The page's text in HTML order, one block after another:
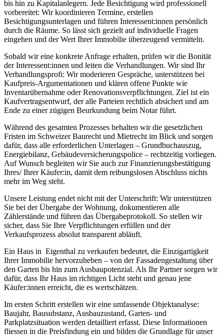
bis hin zu Kapitalanlegern. Jede Besichtigung wird professionell
vorbereitet: Wir koordinieren Termine, erstellen
Besichtigungsunterlagen und führen Interessent:innen persönlich
durch die Räume. So lässt sich gezielt auf individuelle Fragen
eingehen und der Wert Ihrer Immobilie überzeugend vermitteln.
Sobald wir eine konkrete Anfrage erhalten, prüfen wir die Bonität
der Interessent:innen und leiten die Verhandlungen. Wir sind Ihr
Verhandlungsprofi: Wir moderieren Gespräche, unterstützen bei
Kaufpreis-Argumentationen und klären offene Punkte wie
Inventarübernahme oder Renovationsverpflichtungen. Ziel ist ein
Kaufvertragsentwurf, der alle Parteien rechtlich absichert und am
Ende zu einer zügigen Beurkundung beim Notar führt.
Während des gesamten Prozesses behalten wir die gesetzlichen
Fristen im Schweizer Baurecht und Mietrecht im Blick und sorgen
dafür, dass alle erforderlichen Unterlagen – Grundbuchauszug,
Energiebilanz, Gebäudeversicherungspolice – rechtzeitig vorliegen.
Auf Wunsch begleiten wir Sie auch zur Finanzierungsbestätigung
Ihres/ Ihrer Käufer:in, damit dem reibungslosen Abschluss nichts
mehr im Weg steht.
Unsere Leistung endet nicht mit der Unterschrift: Wir unterstützen
Sie bei der Übergabe der Wohnung, dokumentieren alle
Zählerstände und führen das Übergabeprotokoll. So stellen wir
sicher, dass Sie Ihre Verpflichtungen erfüllen und der
Verkaufsprozess absolut transparent abläuft.
Ein Haus in Eigenthal zu verkaufen bedeutet, die Einzigartigkeit
Ihrer Immobilie hervorzuheben – von der Fassadengestaltung über
den Garten bis hin zum Ausbaupotenzial. Als Ihr Partner sorgen wir
dafür, dass Ihr Haus im richtigen Licht steht und genau jene
Käufer:innen erreicht, die es wertschätzen.
Im ersten Schritt erstellen wir eine umfassende Objektanalyse:
Baujahr, Bausubstanz, Ausbauzustand, Garten- und
Parkplatzsituation werden detailliert erfasst. Diese Informationen
fliessen in die Preisfindung ein und bilden die Grundlage für unser